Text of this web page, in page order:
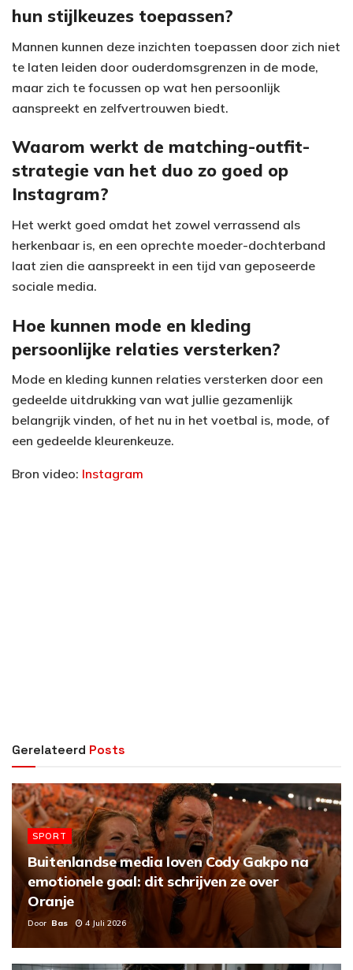
hun stijlkeuzes toepassen?
Mannen kunnen deze inzichten toepassen door zich niet
te laten leiden door ouderdomsgrenzen in de mode,
maar zich te focussen op wat hen persoonlijk
aanspreekt en zelfvertrouwen biedt.
Waarom werkt de matching-outfit-
strategie van het duo zo goed op
Instagram?
Het werkt goed omdat het zowel verrassend als
herkenbaar is, en een oprechte moeder-dochterband
laat zien die aanspreekt in een tijd van geposeerde
sociale media.
Hoe kunnen mode en kleding
persoonlijke relaties versterken?
Mode en kleding kunnen relaties versterken door een
gedeelde uitdrukking van wat jullie gezamenlijk
belangrijk vinden, of het nu in het voetbal is, mode, of
een gedeelde kleurenkeuze.
Bron video: Instagram
Gerelateerd Posts
SPORT
Buitenlandse media loven Cody Gakpo na
emotionele goal: dit schrijven ze over
Oranje
Door Bas 4 Juli 2026